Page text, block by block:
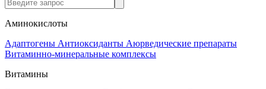
Аминокислоты
Адаптогены Антиоксиданты Аюрведические препараты
Витаминно-минеральные комплексы
Витамины